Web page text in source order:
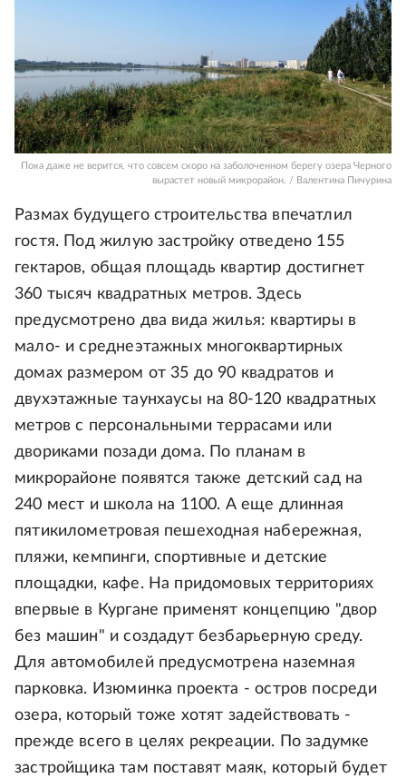
Пока даже не верится, что совсем скоро на заболоченном берегу озера Черного
вырастет новый микрорайон. / Валентина Пичурина
Размах будущего строительства впечатлил
гостя. Под жилую застройку отведено 155
гектаров, общая площадь квартир достигнет
360 тысяч квадратных метров. Здесь
предусмотрено два вида жилья: квартиры в
мало- и среднеэтажных многоквартирных
домах размером от 35 до 90 квадратов и
двухэтажные таунхаусы на 80-120 квадратных
метров с персональными террасами или
двориками позади дома. По планам в
микрорайоне появятся также детский сад на
240 мест и школа на 1100. А еще длинная
пятикилометровая пешеходная набережная,
пляжи, кемпинги, спортивные и детские
площадки, кафе. На придомовых территориях
впервые в Кургане применят концепцию "двор
без машин" и создадут безбарьерную среду.
Для автомобилей предусмотрена наземная
парковка. Изюминка проекта - остров посреди
озера, который тоже хотят задействовать -
прежде всего в целях рекреации. По задумке
застройщика там поставят маяк, который будет